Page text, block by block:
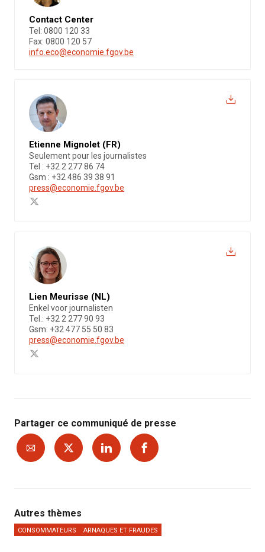
Contact Center
Tel: 0800 120 33
Fax: 0800 120 57
info.eco@economie.fgov.be
Etienne Mignolet (FR)
Seulement pour les journalistes
Tel : +32 2 277 86 74
Gsm : +32 486 39 38 91
press@economie.fgov.be
Lien Meurisse (NL)
Enkel voor journalisten
Tel.: +32 2 277 90 93
Gsm: +32 477 55 50 83
press@economie.fgov.be
Partager ce communiqué de presse
Autres thèmes
CONSOMMATEURS ARNAQUES ET FRAUDES